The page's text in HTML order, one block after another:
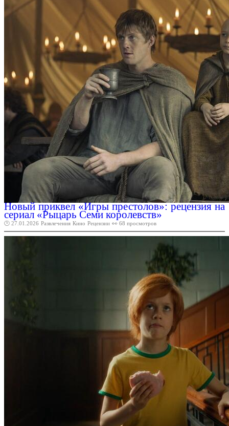
Новый приквел «Игры престолов»: рецензия на
сериал «Рыцарь Семи королевств»
🕑 27.01.2026 Развлечения Кино Рецензии 👀 68 просмотров